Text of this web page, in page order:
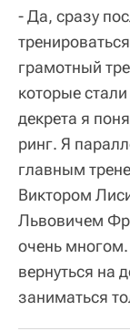
- Да, сразу
грамотный
которые
декрета я
ринг. Я
главным
Виктором
Львовичем
очень
вернуться на
заниматься